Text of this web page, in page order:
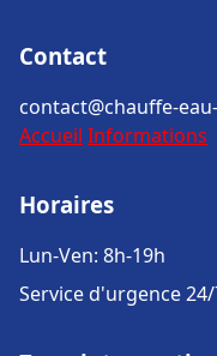
Contact
contact@chauffe-
Accueil Informations
Horaires
Lun-Ven: 8h-19h
Service d'urgence